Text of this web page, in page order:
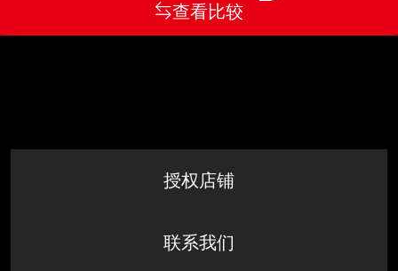
查看比较
授权店铺
联系我们